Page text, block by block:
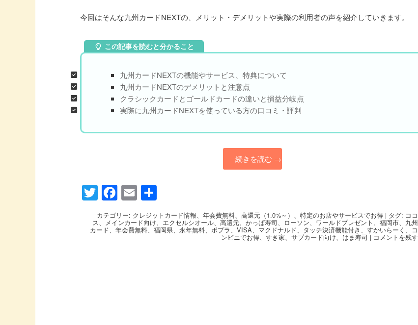
今回はそんな九州カードNEXTの、メリット・デメリットや実際の利用者の声を紹介していきます。
この記事を読むと分かること
九州カードNEXTの機能やサービス、特典について
九州カードNEXTのデメリットと注意点
クラシックカードとゴールドカードの違いと損益分岐点
実際に九州カードNEXTを使っている方の口コミ・評判
続きを読む →
Twitter
Facebook
Email
有
カテゴリー: クレジットカード情報 、年会費無料 、高還元（1.0%～） 、特定のお店やサービスでお得 | タグ: ココ
ス メインカード向け エクセルシオール 、高還元 、かっぱ寿司 ローソン ワールドプレゼント 、福岡市 九州
カード 、年会費無料 、福岡県 、永年無料 ポプラ 、VISA マクドナルド タッチ決済機能付き 、すかいらーく コ
ンビニでお得 、すき家 、サブカード向け はま寿司 | コメントを残す